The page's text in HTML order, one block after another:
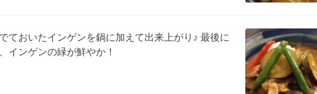
ておいたインゲンを鍋に加えて出来上がり♪ 最後に
インゲンの緑が鮮やか！